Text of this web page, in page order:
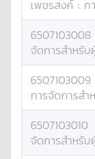
เพชรสงค์ : ก
6507103008
จัดการสำหรับ
6507103009
การจัดการสำ
6507103010
จัดการสำหรับ